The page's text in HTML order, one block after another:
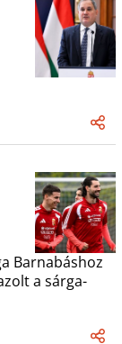
Barnabáshoz
a sárga-